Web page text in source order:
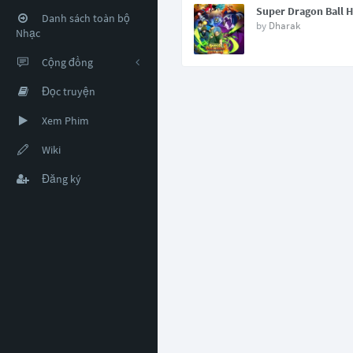
Danh sách toàn bộ
Nhạc
Cộng đồng
Đọc truyện
Xem Phim
Wiki
Đăng ký
Super Dragon Ball
by Dharak